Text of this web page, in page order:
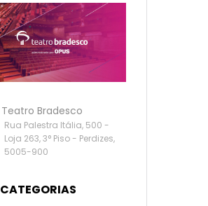
Teatro Bradesco
Rua Palestra Itália, 500 -
Loja 263, 3° Piso - Perdizes,
5005-900
CATEGORIAS